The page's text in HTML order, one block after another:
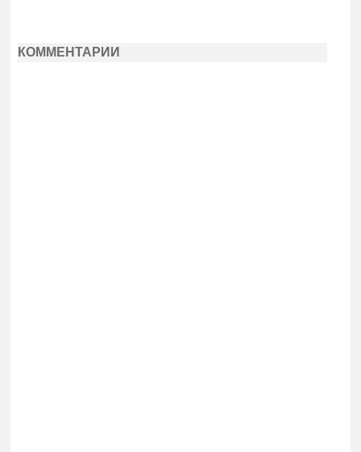
КОММЕНТАРИИ